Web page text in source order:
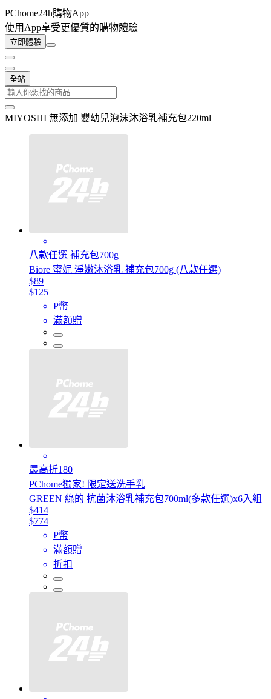
PChome24h購物App
使用App享受更優質的購物體驗
立即體驗
全站
MIYOSHI 無添加 嬰幼兒泡沫沐浴乳補充包220ml
八款任選 補充包700g
Biore 蜜妮 淨嫩沐浴乳 補充包700g (八款任選)
$89
$125
P幣
滿額贈
最高折180
PChome獨家! 限定送洗手乳
GREEN 綠的 抗菌沐浴乳補充包700ml(多款任選)x6入組
$414
$774
P幣
滿額贈
折扣